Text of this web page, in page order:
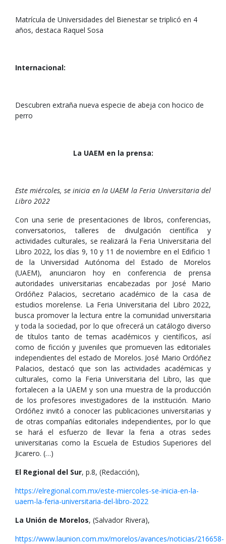
Matrícula de Universidades del Bienestar se triplicó en 4
años, destaca Raquel Sosa
Internacional:
Descubren extraña nueva especie de abeja con hocico de
perro
La UAEM en la prensa:
Este miércoles, se inicia en la UAEM la Feria Universitaria del
Libro 2022
Con una serie de presentaciones de libros, conferencias,
conversatorios, talleres de divulgación científica y
actividades culturales, se realizará la Feria Universitaria del
Libro 2022, los días 9, 10 y 11 de noviembre en el Edificio 1
de la Universidad Autónoma del Estado de Morelos
(UAEM), anunciaron hoy en conferencia de prensa
autoridades universitarias encabezadas por José Mario
Ordóñez Palacios, secretario académico de la casa de
estudios morelense. La Feria Universitaria del Libro 2022,
busca promover la lectura entre la comunidad universitaria
y toda la sociedad, por lo que ofrecerá un catálogo diverso
de títulos tanto de temas académicos y científicos, así
como de ficción y juveniles que promueven las editoriales
independientes del estado de Morelos. José Mario Ordóñez
Palacios, destacó que son las actividades académicas y
culturales, como la Feria Universitaria del Libro, las que
fortalecen a la UAEM y son una muestra de la producción
de los profesores investigadores de la institución. Mario
Ordóñez invitó a conocer las publicaciones universitarias y
de otras compañías editoriales independientes, por lo que
se hará el esfuerzo de llevar la feria a otras sedes
universitarias como la Escuela de Estudios Superiores del
Jicarero. (…)
El Regional del Sur, p.8, (Redacción),
https://elregional.com.mx/este-miercoles-se-inicia-en-la-
uaem-la-feria-universitaria-del-libro-2022
La Unión de Morelos, (Salvador Rivera),
https://www.launion.com.mx/morelos/avances/noticias/216658-